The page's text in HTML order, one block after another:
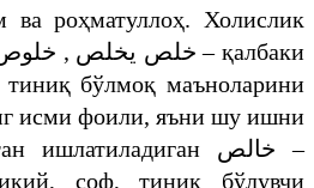
ва роҳматуллоҳ. Холислик
خلص يخلص , – қалбаки
бўлмоқ маъноларини
исми фоили, яъни шу ишни
ишлатиладиган خالص –
соф, тиниқ бўлувчи